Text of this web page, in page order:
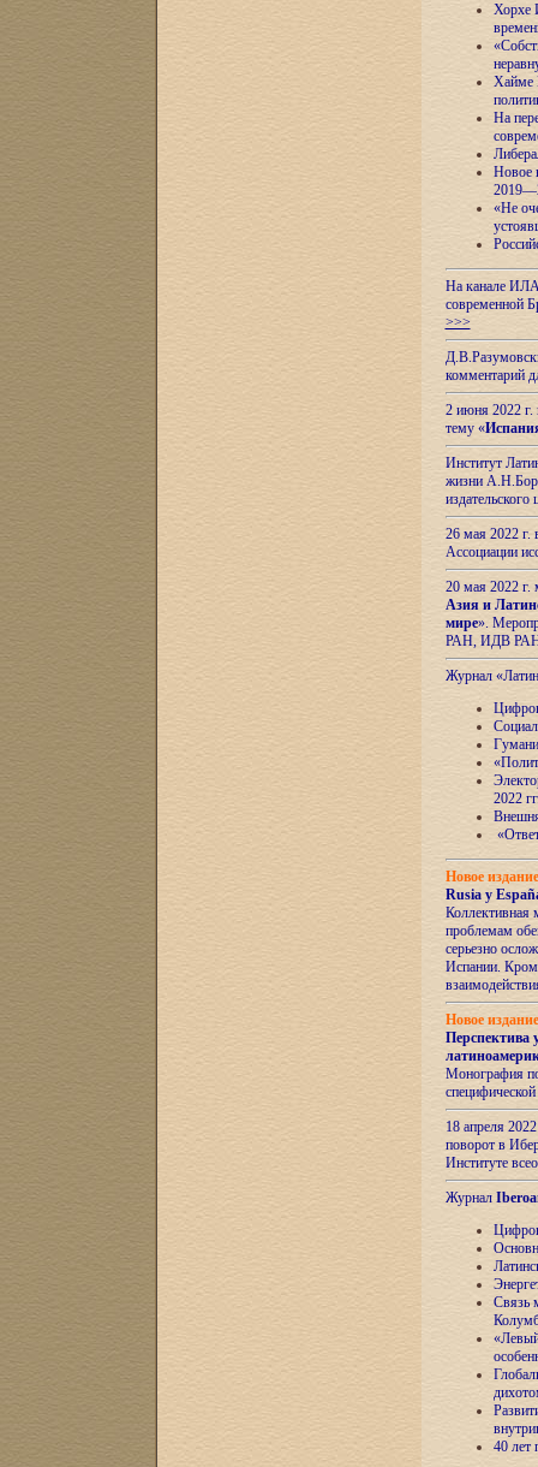
Хорхе
Хайме
На
Новое
«Не
На канале ИЛА
современной
>>>
комментарий
2 июня 2022 г.
тему «
Институт
жизни
26 мая 2022
Ассоциации
20 мая 2022
Азия и
мире».
РАН, ИДВ
Журнал
2022
Новое
Rusia y
Коллективная
проблемам
серьезно
Испании.
Новое
Перспектива
Монография
18 апреля
поворот в
Институте
Журнал
Связь
40 лет